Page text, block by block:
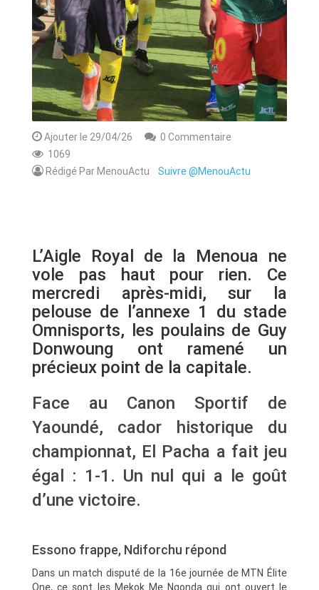
Ajouter le 29/04/26
0 Commentaire
1069
Rédigé Par MenouActu Suivre @MenouActu
L’Aigle Royal de la Menoua ne
vole pas haut pour rien. Ce
mercredi après-midi, sur la
pelouse de l’annexe 1 du stade
Omnisports, les poulains de Guy
Donwoung ont ramené un
précieux point de la capitale.
Face au Canon Sportif de
Yaoundé, cador historique du
championnat, El Pacha a fait jeu
égal : 1-1. Un nul qui a le goût
d’une victoire.
Essono frappe, Ndiforchu répond
Dans un match disputé de la 16e journée de MTN Élite
One, ce sont les Mekok Me Ngonda qui ont ouvert le